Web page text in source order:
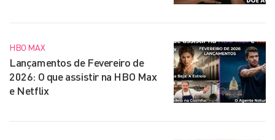
HBO MAX
Lançamentos de Fevereiro de
2026: O que assistir na HBO Max
e Netflix